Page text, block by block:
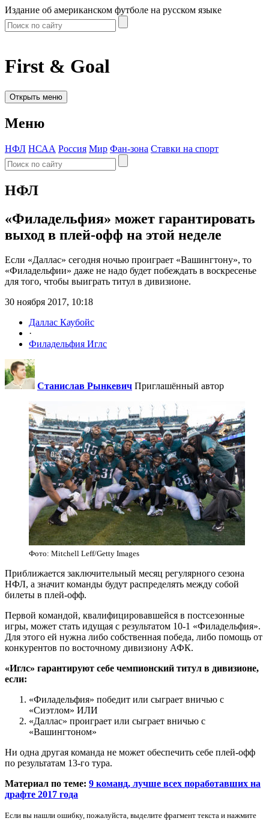
Издание об американском футболе на русском языке
First & Goal
Открыть меню
Меню
НФЛ НСАА Россия Мир Фан-зона Ставки на спорт
НФЛ
«Филадельфия» может гарантировать
выход в плей-офф на этой неделе
Если «Даллас» сегодня ночью проиграет «Вашингтону», то
«Филадельфии» даже не надо будет побеждать в воскресенье
для того, чтобы выиграть титул в дивизионе.
30 ноября 2017, 10:18
Даллас Каубойс
·
Филадельфия Иглс
Станислав Рынкевич Приглашённый автор
Фото: Mitchell Leff/Getty Images
Приближается заключительный месяц регулярного сезона
НФЛ, а значит команды будут распределять между собой
билеты в плей-офф.
Первой командой, квалифицировавшейся в постсезонные
игры, может стать идущая с результатом 10-1 «Филадельфия».
Для этого ей нужна либо собственная победа, либо помощь от
конкурентов по восточному дивизиону АФК.
«Иглс» гарантируют себе чемпионский титул в дивизионе,
если:
«Филадельфия» победит или сыграет вничью с
«Сиэтлом» ИЛИ
«Даллас» проиграет или сыграет вничью с
«Вашингтоном»
Ни одна другая команда не может обеспечить себе плей-офф
по результатам 13-го тура.
Материал по теме: 9 команд, лучше всех поработавших на
драфте 2017 года
Если вы нашли ошибку, пожалуйста, выделите фрагмент текста и нажмите